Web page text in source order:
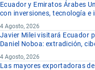
Ecuador y Emiratos Árabes
con inversiones, tecnología e
4 Agosto, 2026
Javier Milei visitará Ecuador
Daniel Noboa: extradición,
4 Agosto, 2026
Las mayores exportadoras